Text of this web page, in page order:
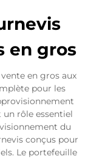
en gros
en gros aux
pour les
un rôle essentiel
du
conçus pour
Le portefeuille